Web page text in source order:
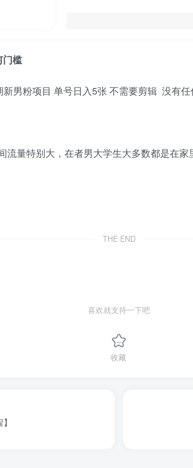
门槛
量特别大，在者男大学生大多数都是在
THE END
喜欢就支持一下吧
收藏